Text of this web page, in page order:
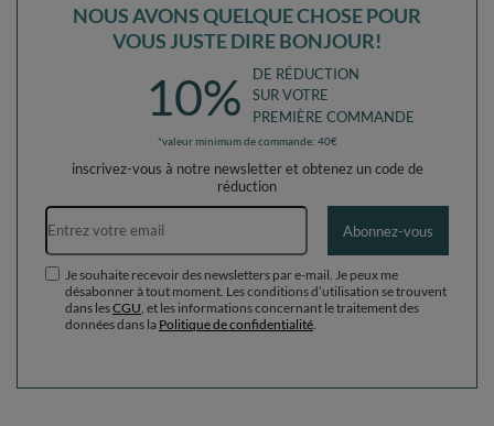
NOUS AVONS QUELQUE CHOSE POUR
VOUS JUSTE DIRE BONJOUR!
10%
DE RÉDUCTION
SUR VOTRE
PREMIÈRE COMMANDE
*valeur minimum de commande: 40€
inscrivez-vous à notre newsletter et obtenez un code de
réduction
Adresse e-mail
Abonnez-vous
Je souhaite recevoir des newsletters par e-mail. Je peux me
désabonner à tout moment. Les conditions d’utilisation se trouvent
dans lesCGU , et les informations concernant le traitement des
données dans la Politique de confidentialité